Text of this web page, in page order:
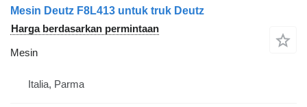
Mesin Deutz F8L413 untuk truk Deutz
Harga berdasarkan permintaan
Mesin
Italia, Parma